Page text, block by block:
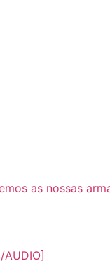
as nossas